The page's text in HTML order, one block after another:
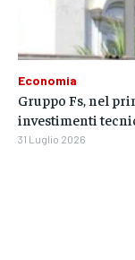
Economia
Gruppo Fs, nel
investimenti
31 Luglio 2026